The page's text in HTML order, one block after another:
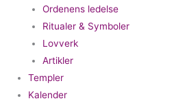
Ordenens ledelse
Ritualer & Symboler
Lovverk
Artikler
Templer
Kalender